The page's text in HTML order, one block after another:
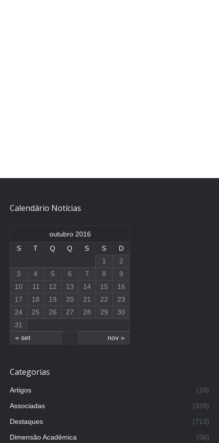
Calendário Notícias
outubro 2016
S
T Q Q S S D
« set nov »
1
2
3
4 5 6 7 8
9
10
11 12 13 14 15
16
17
18 19 20 21 22
23
24
25 26 27 28 29
30
31
Categorias
Artigos
(10)
Associadas
(339)
Destaques
(713)
Dimensão Acadêmica
(36)